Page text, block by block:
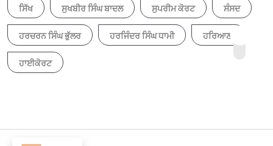
ਸਿੱਖ ਸੁਖਬੀਰ ਸਿੰਘ ਬਾਦਲ ਸੁਪਰੀਮ ਕੋਰਟ ਸੰਸਦ
ਹਰਚਰਨ ਸਿੰਘ ਭੁੱਲਰ ਹਰਜਿੰਦਰ ਸਿੰਘ ਧਾਮੀ ਹਰਿਆਣਾ
ਹਾਈਕੋਰਟ